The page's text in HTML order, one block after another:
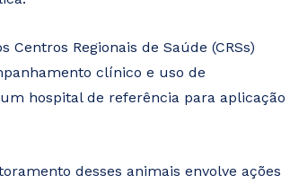
Regionais de Saúde (CRSs)
clínico e uso de
hospital de referência para aplicação
desses animais envolve ações